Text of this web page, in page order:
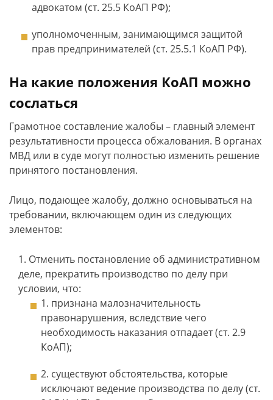
адвокатом (ст. 25.5 КоАП РФ);
уполномоченным, занимающимся защитой
прав предпринимателей (ст. 25.5.1 КоАП РФ).
На какие положения КоАП можно
сослаться
Грамотное составление жалобы – главный элемент
результативности процесса обжалования. В органах
МВД или в суде могут полностью изменить решение
принятого постановления.
Лицо, подающее жалобу, должно основываться на
требовании, включающем один из следующих
элементов:
Отменить постановление об административном
деле, прекратить производство по делу при
условии, что:
признана малозначительность
правонарушения, вследствие чего
необходимость наказания отпадает (ст. 2.9
КоАП);
существуют обстоятельства, которые
исключают ведение производства по делу (ст.